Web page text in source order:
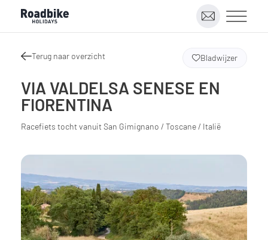
Terug naar overzicht
VIA VALDELSA SENESE EN
FIORENTINA
Racefiets tocht vanuit San Gimignano / Toscane / Italië
Bladwijzer